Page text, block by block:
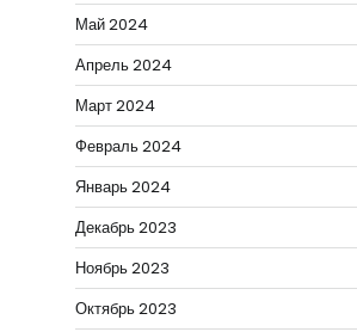
Май 2024
Апрель 2024
Март 2024
Февраль 2024
Январь 2024
Декабрь 2023
Ноябрь 2023
Октябрь 2023